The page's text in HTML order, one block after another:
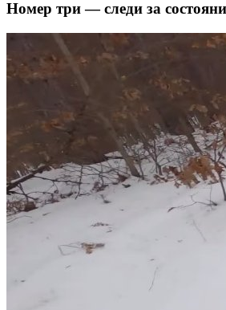
Номер три — следи за